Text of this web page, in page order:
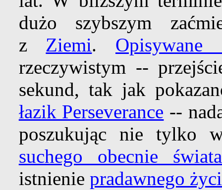
dużo szybszym
z Ziemi. Opisywane
rzeczywistym --
sekund, tak jak
łazik Perseverance --
poszukując nie tylko
suchego obecnie świata
istnienie pradawnego